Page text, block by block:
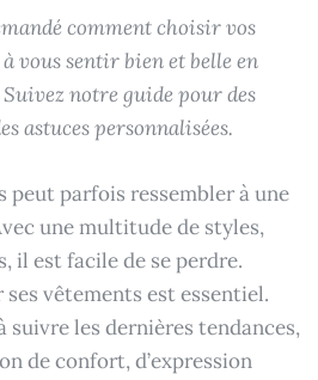
comment choisir vos
vous sentir bien et belle en
notre guide pour des
astuces personnalisées.
peut parfois ressembler à une
une multitude de styles,
il est facile de se perdre.
vêtements est essentiel.
suivre les dernières tendances,
de confort, d’expression